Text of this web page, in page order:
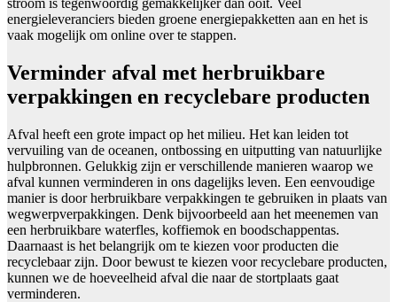
stroom is tegenwoordig gemakkelijker dan ooit. Veel
energieleveranciers bieden groene energiepakketten aan en het is
vaak mogelijk om online over te stappen.
Verminder afval met herbruikbare
verpakkingen en recyclebare producten
Afval heeft een grote impact op het milieu. Het kan leiden tot
vervuiling van de oceanen, ontbossing en uitputting van natuurlijke
hulpbronnen. Gelukkig zijn er verschillende manieren waarop we
afval kunnen verminderen in ons dagelijks leven. Een eenvoudige
manier is door herbruikbare verpakkingen te gebruiken in plaats van
wegwerpverpakkingen. Denk bijvoorbeeld aan het meenemen van
een herbruikbare waterfles, koffiemok en boodschappentas.
Daarnaast is het belangrijk om te kiezen voor producten die
recyclebaar zijn. Door bewust te kiezen voor recyclebare producten,
kunnen we de hoeveelheid afval die naar de stortplaats gaat
verminderen.